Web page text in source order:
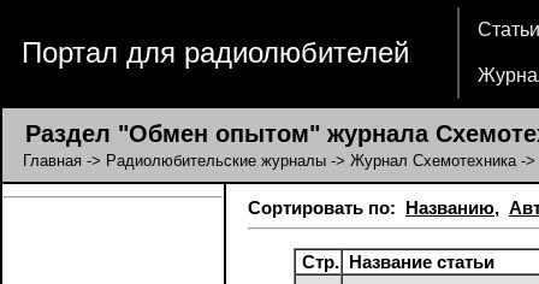
Портал для радиолюбителей
Статьи
Раздел "Обмен опытом" журнала
Главная -> Радиолюбительские журналы -> Журнал Схемотехника->
Сортировать по: Названию,
Стр. Название статьи